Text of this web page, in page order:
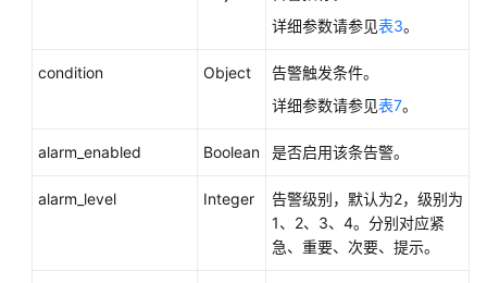
区
API
考
详细参数请参见表3。
condition Object
告警触发条件。
详细参数请参见表7。
alarm_enabled Boolean 是否启用该条告警。
alarm_level Integer
告警级别，默认为2，级别为
1、2、3、4。分别对应紧
急、重要、次要、提示。